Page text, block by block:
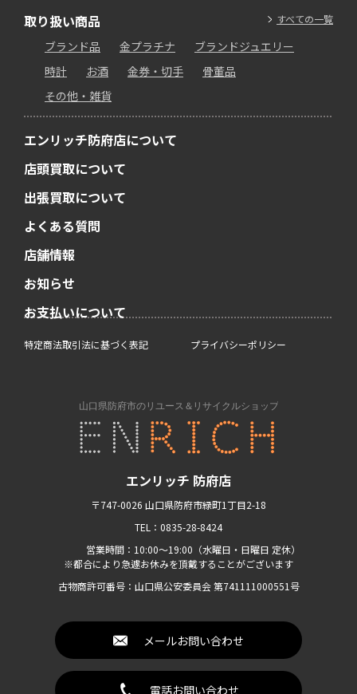
エンリッチ 防府店
〒747-0026 山口県防府市緑町1丁目2-18
TEL：0835-28-8424
営業時間：10:00〜19:00（水曜日・日曜日 定休）
※都合により急遽お休みを頂戴することがございます
古物商許可番号：山口県公安委員会 第741111000551号
メールお問い合わせ
電話お問い合わせ
すべての一覧
取り扱い商品
ブランド品 金プラチナ
ブランドジュエリー
時計
お酒 金券・切手
骨董品
その他・雑貨
エンリッチ防府店について
店頭買取について
出張買取について
よくある質問
店舗情報
お知らせ
お支払いについて
特定商法取引法に基づく表記 プライバシーポリシー